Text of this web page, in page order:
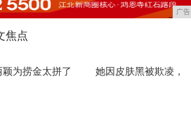
广告
焦点
颖为捞金太拼了 她因皮肤黑被欺凌，